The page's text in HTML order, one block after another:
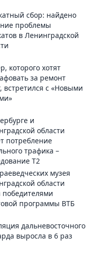
сбор: найдено
проблемы
в Ленинградской
которого хотят
за ремонт
встретился с «Новыми
и
области
потребление
трафика –
T2
музея
области
победителями
программы ВТБ
дальневосточного
выросла в 6 раз